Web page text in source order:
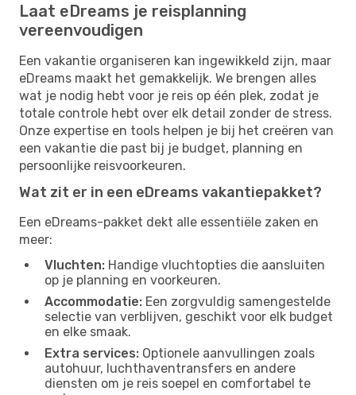
Laat eDreams je reisplanning
vereenvoudigen
Een vakantie organiseren kan ingewikkeld zijn, maar
eDreams maakt het gemakkelijk. We brengen alles
wat je nodig hebt voor je reis op één plek, zodat je
totale controle hebt over elk detail zonder de stress.
Onze expertise en tools helpen je bij het creëren van
een vakantie die past bij je budget, planning en
persoonlijke reisvoorkeuren.
Wat zit er in een eDreams vakantiepakket?
Een eDreams-pakket dekt alle essentiële zaken en
meer:
Vluchten: Handige vluchtopties die aansluiten
op je planning en voorkeuren.
Accommodatie: Een zorgvuldig samengestelde
selectie van verblijven, geschikt voor elk budget
en elke smaak.
Extra services: Optionele aanvullingen zoals
autohuur, luchthaventransfers en andere
diensten om je reis soepel en comfortabel te